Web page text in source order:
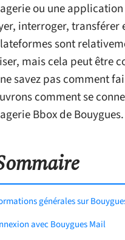
ou une
interroger, transférer
sont
mais cela peut être
savez pas comment
comment se
Bbox de Bouygues.
générales sur
avec Bouygues Mail